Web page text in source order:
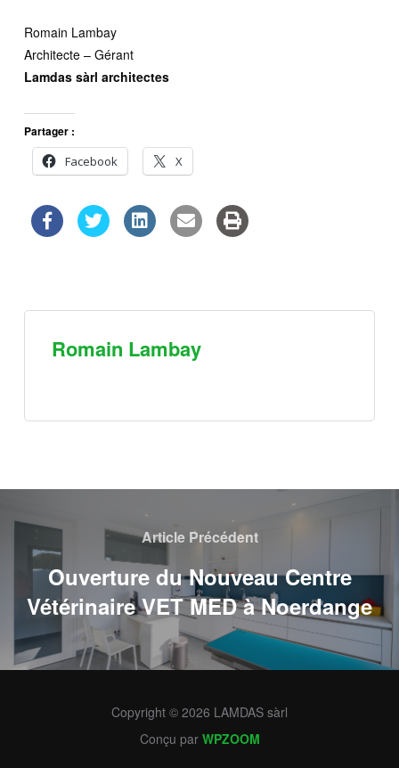
Romain Lambay
Architecte – Gérant
Lamdas sàrl architectes
Partager :
Facebook
X
Romain Lambay
Article Précédent
Ouverture du Nouveau Centre
Vétérinaire VET MED à Noerdange
Copyright © 2026 LAMDAS sàrl
Conçu par WPZOOM